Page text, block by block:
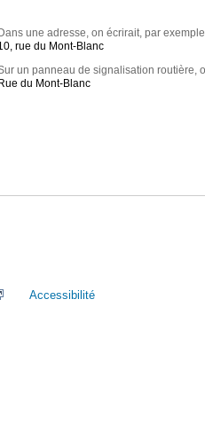
Dans une adresse, on écrirait, par
rue du Mont-Blanc
un panneau de signalisation routière,
Rue du Mont-Blanc
Accessibilité